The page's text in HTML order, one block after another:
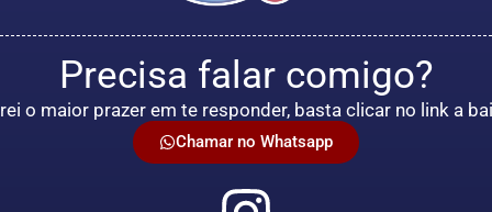
Precisa falar comigo?
o maior prazer em te responder, basta clicar no link a
Chamar no Whatsapp